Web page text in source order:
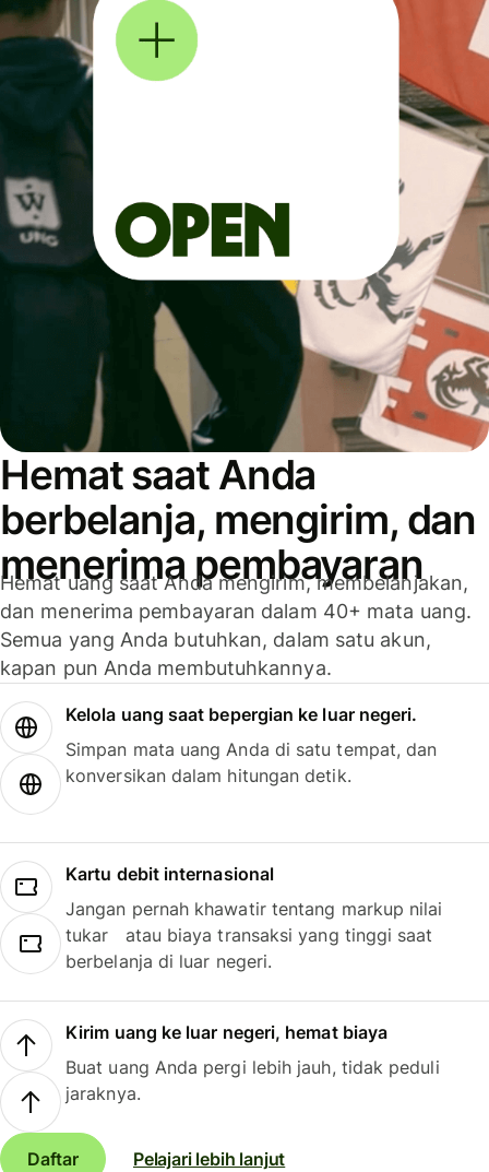
Hemat saat Anda
berbelanja, mengirim, dan
menerima pembayaran
Hemat uang saat Anda mengirim, membelanjakan,
dan menerima pembayaran dalam 40+ mata uang.
Semua yang Anda butuhkan, dalam satu akun,
kapan pun Anda membutuhkannya.
Kelola uang saat bepergian ke luar negeri.
Simpan mata uang Anda di satu tempat, dan
konversikan dalam hitungan detik.
Kartu debit internasional
Jangan pernah khawatir tentang markup nilai
tukar atau biaya transaksi yang tinggi saat
berbelanja di luar negeri.
Kirim uang ke luar negeri, hemat biaya
Buat uang Anda pergi lebih jauh, tidak peduli
jaraknya.
Daftar Pelajari lebih lanjut